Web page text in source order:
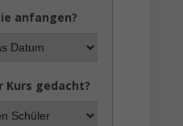
anfangen?
Kurs gedacht?